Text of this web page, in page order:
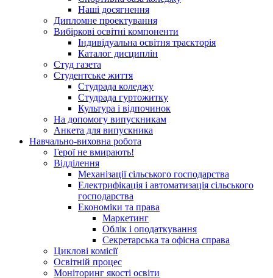
Наші досягнення
Дипломне проектування
Вибіркові освітні компоненти
Індивідуальна освітня траєкторія
Каталог дисциплін
Студ газета
Студентське життя
Студрада коледжу
Студрада гуртожитку
Культура і відпочинок
На допомогу випускникам
Анкета для випускника
Навчально-виховна робота
Герої не вмирають!
Відділення
Механізації сільського господарства
Електрифікація і автоматизація сільського
господарства
Економіки та права
Маркетинг
Облік і оподаткування
Секретарська та офісна справа
Циклові комісії
Освітній процес
Моніторинг якості освіти